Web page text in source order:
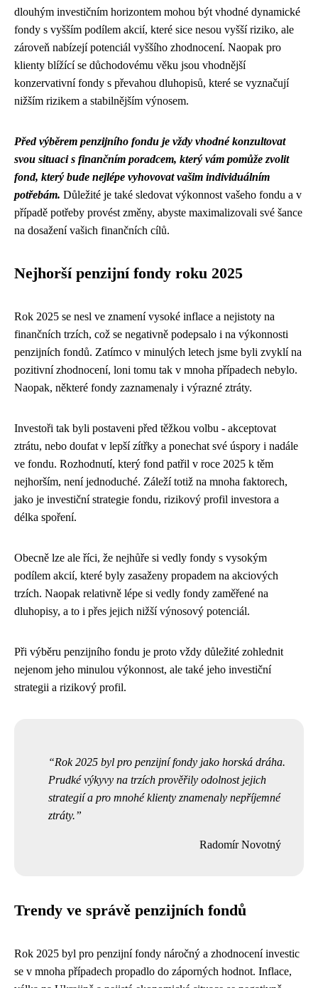
dlouhým investičním horizontem mohou být vhodné dynamické
fondy s vyšším podílem akcií, které sice nesou vyšší riziko, ale
zároveň nabízejí potenciál vyššího zhodnocení. Naopak pro
klienty blížící se důchodovému věku jsou vhodnější
konzervativní fondy s převahou dluhopisů, které se vyznačují
nižším rizikem a stabilnějším výnosem.
Před výběrem penzijního fondu je vždy vhodné konzultovat
svou situaci s finančním poradcem, který vám pomůže zvolit
fond, který bude nejlépe vyhovovat vašim individuálním
potřebám. Důležité je také sledovat výkonnost vašeho fondu a v
případě potřeby provést změny, abyste maximalizovali své šance
na dosažení vašich finančních cílů.
Nejhorší penzijní fondy roku 2025
Rok 2025 se nesl ve znamení vysoké inflace a nejistoty na
finančních trzích, což se negativně podepsalo i na výkonnosti
penzijních fondů. Zatímco v minulých letech jsme byli zvyklí na
pozitivní zhodnocení, loni tomu tak v mnoha případech nebylo.
Naopak, některé fondy zaznamenaly i výrazné ztráty.
Investoři tak byli postaveni před těžkou volbu - akceptovat
ztrátu, nebo doufat v lepší zítřky a ponechat své úspory i nadále
ve fondu. Rozhodnutí, který fond patřil v roce 2025 k těm
nejhorším, není jednoduché. Záleží totiž na mnoha faktorech,
jako je investiční strategie fondu, rizikový profil investora a
délka spoření.
Obecně lze ale říci, že nejhůře si vedly fondy s vysokým
podílem akcií, které byly zasaženy propadem na akciových
trzích. Naopak relativně lépe si vedly fondy zaměřené na
dluhopisy, a to i přes jejich nižší výnosový potenciál.
Při výběru penzijního fondu je proto vždy důležité zohlednit
nejenom jeho minulou výkonnost, ale také jeho investiční
strategii a rizikový profil.
Rok 2025 byl pro penzijní fondy jako horská dráha.
Prudké výkyvy na trzích prověřily odolnost jejich
strategií a pro mnohé klienty znamenaly nepříjemné
ztráty.
Radomír Novotný
Trendy ve správě penzijních fondů
Rok 2025 byl pro penzijní fondy náročný a zhodnocení investic
se v mnoha případech propadlo do záporných hodnot. Inflace,